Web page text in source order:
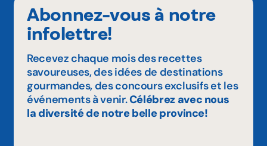
Abonnez-vous à notre
infolettre!
Recevez chaque mois des recettes
savoureuses, des idées de destinations
gourmandes, des concours exclusifs et les
événements à venir.Célébrez avec nous
la diversité de notre belle province!